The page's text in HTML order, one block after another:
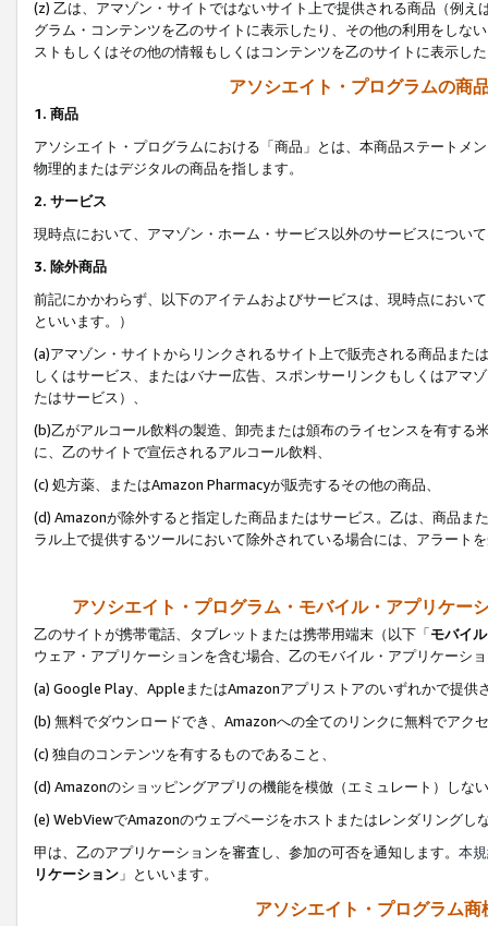
(z) 乙は、アマゾン・サイトではないサイト上で提供される商品（例
グラム・コンテンツを乙のサイトに表示したり、その他の利用をしな
ストもしくはその他の情報もしくはコンテンツを乙のサイトに表示し
アソシエイト・プログラムの商
1. 商品
アソシエイト・プログラムにおける「商品」とは、本商品ステートメ
物理的またはデジタルの商品を指します。
2. サービス
現時点において、アマゾン・ホーム・サービス以外のサービスについ
3. 除外商品
前記にかかわらず、以下のアイテムおよびサービスは、現時点におい
といいます。）
(a)アマゾン・サイトからリンクされるサイト上で販売される商品ま
しくはサービス、またはバナー広告、スポンサーリンクもしくはアマ
たはサービス）、
(b)乙がアルコール飲料の製造、卸売または頒布のライセンスを有す
に、乙のサイトで宣伝されるアルコール飲料、
(c) 処方薬、またはAmazon Pharmacyが販売するその他の商品、
(d) Amazonが除外すると指定した商品またはサービス。乙は、商品ま
ラル上で提供するツールにおいて除外されている場合には、アラート
アソシエイト・プログラム・モバイル・アプリケー
乙のサイトが携帯電話、タブレットまたは携帯用端末（以下「モバイ
ウェア・アプリケーションを含む場合、乙のモバイル・アプリケーシ
(a) Google Play、AppleまたはAmazonアプリストアのいずれかで提供
(b) 無料でダウンロードでき、Amazonへの全てのリンクに無料でアク
(c) 独自のコンテンツを有するものであること、
(d) Amazonのショッピングアプリの機能を模倣（エミュレート）しな
(e) WebViewでAmazonのウェブページをホストまたはレンダリングし
甲は、乙のアプリケーションを審査し、参加の可否を通知します。 本
リケーション 」といいます。
アソシエイト・プログラム